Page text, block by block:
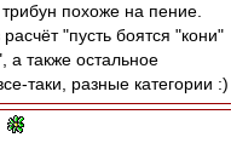
похоже на пение.
"пусть боятся "кони"
также остальное
таки, разные категории :)